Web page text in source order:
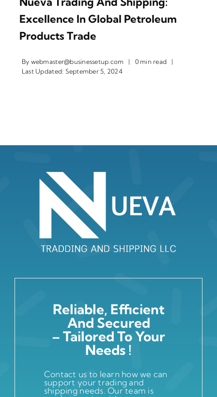
Excellence In Global Petroleum
Products Trade
By webmaster@businessetup.com | 0 min read
|
Last Updated: September 5, 2024
Reliable, Efficient
And Secured
– Tailored To Your
Needs !
Contact us to learn how we can
support your trading and
shipping needs. Our team is